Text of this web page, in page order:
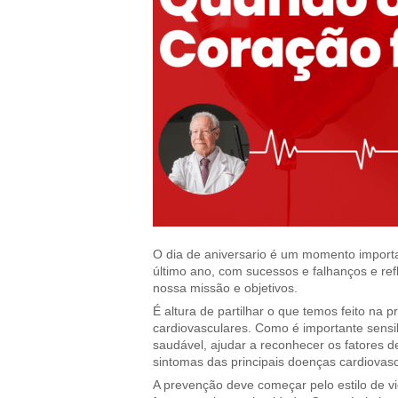
O dia de aniversario é um momento
último ano, com sucessos e falhanços e
nossa missão e objetivos.
É altura de partilhar o que temos feito na
cardiovasculares. Como é importante
saudável, ajudar a reconhecer os fatores
sintomas das principais doenças
A prevenção deve começar pelo estilo de